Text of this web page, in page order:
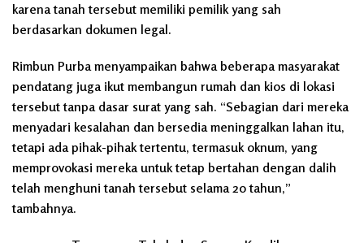
karena tanah tersebut memiliki pemilik yang sah
berdasarkan dokumen legal.
Rimbun Purba menyampaikan bahwa beberapa masyarakat
pendatang juga ikut membangun rumah dan kios di lokasi
tersebut tanpa dasar surat yang sah. “Sebagian dari mereka
menyadari kesalahan dan bersedia meninggalkan lahan itu,
tetapi ada pihak-pihak tertentu, termasuk oknum, yang
memprovokasi mereka untuk tetap bertahan dengan dalih
telah menghuni tanah tersebut selama 20 tahun,”
tambahnya.